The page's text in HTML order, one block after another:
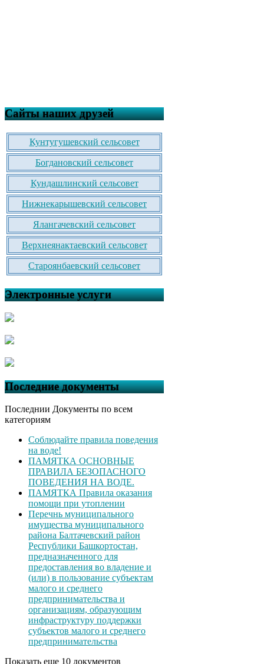
Сайты наших друзей
Кунтугушевский сельсовет
Богдановский сельсовет
Кундашлинский сельсовет
Нижнекарышевский сельсовет
Ялангачевский сельсовет
Верхнеянактаевский сельсовет
Староянбаевский сельсовет
Электронные услуги
Последние документы
Последнии Документы по всем
категориям
Соблюдайте правила поведения
на воде!
ПАМЯТКА ОСНОВНЫЕ
ПРАВИЛА БЕЗОПАСНОГО
ПОВЕДЕНИЯ НА ВОДЕ.
ПАМЯТКА Правила оказания
помощи при утоплении
Перечнь муниципального
имущества муниципального
района Балтачевский район
Республики Башкортостан,
предназначенного для
предоставления во владение и
(или) в пользование субъектам
малого и среднего
предпринимательства и
организациям, образующим
инфраструктуру поддержки
субъектов малого и среднего
предпринимательства
Показать еще 10 документов